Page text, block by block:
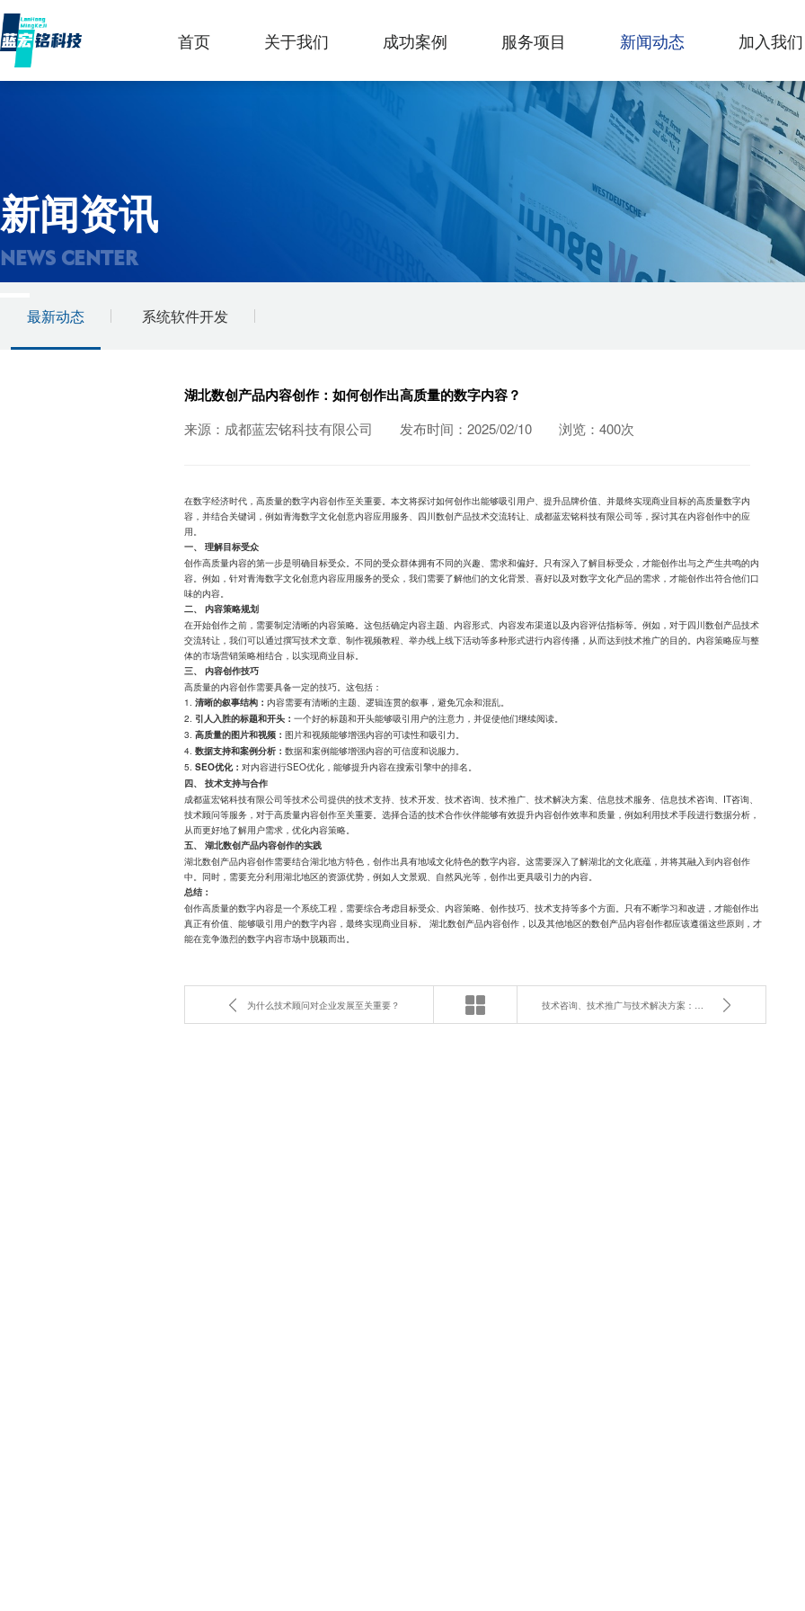
首页 关于我们 成功案例 服务项目 新闻动态 加入我们
新闻资讯
NEWS CENTER
最新动态 系统软件开发
湖北数创产品内容创作：如何创作出高质量的数字内容？
来源：成都蓝宏铭科技有限公司 发布时间：2025/02/10 浏览：400次
在数字经济时代，高质量的数字内容创作至关重要。本文将探讨如何创作出能够吸引用户、提升品牌价值、并最终实现商业目标的高质量数字内
容，并结合关键词，例如青海数字文化创意内容应用服务、四川数创产品技术交流转让、成都蓝宏铭科技有限公司等，探讨其在内容创作中的应
用。
一、 理解目标受众
创作高质量内容的第一步是明确目标受众。不同的受众群体拥有不同的兴趣、需求和偏好。只有深入了解目标受众，才能创作出与之产生共鸣的内
容。例如，针对青海数字文化创意内容应用服务的受众，我们需要了解他们的文化背景、喜好以及对数字文化产品的需求，才能创作出符合他们口
味的内容。
二、 内容策略规划
在开始创作之前，需要制定清晰的内容策略。这包括确定内容主题、内容形式、内容发布渠道以及内容评估指标等。例如，对于四川数创产品技术
交流转让，我们可以通过撰写技术文章、制作视频教程、举办线上线下活动等多种形式进行内容传播，从而达到技术推广的目的。内容策略应与整
体的市场营销策略相结合，以实现商业目标。
三、 内容创作技巧
高质量的内容创作需要具备一定的技巧。这包括：
1.清晰的叙事结构：内容需要有清晰的主题、逻辑连贯的叙事，避免冗余和混乱。
2.引人入胜的标题和开头：一个好的标题和开头能够吸引用户的注意力，并促使他们继续阅读。
3.高质量的图片和视频：图片和视频能够增强内容的可读性和吸引力。
4.数据支持和案例分析：数据和案例能够增强内容的可信度和说服力。
5.SEO优化：对内容进行SEO优化，能够提升内容在搜索引擎中的排名。
四、 技术支持与合作
成都蓝宏铭科技有限公司等技术公司提供的技术支持、技术开发、技术咨询、技术推广、技术解决方案、信息技术服务、信息技术咨询、IT咨询、
技术顾问等服务，对于高质量内容创作至关重要。选择合适的技术合作伙伴能够有效提升内容创作效率和质量，例如利用技术手段进行数据分析，
从而更好地了解用户需求，优化内容策略。
五、 湖北数创产品内容创作的实践
湖北数创产品内容创作需要结合湖北地方特色，创作出具有地域文化特色的数字内容。这需要深入了解湖北的文化底蕴，并将其融入到内容创作
中。同时，需要充分利用湖北地区的资源优势，例如人文景观、自然风光等，创作出更具吸引力的内容。
总结：
创作高质量的数字内容是一个系统工程，需要综合考虑目标受众、内容策略、创作技巧、技术支持等多个方面。只有不断学习和改进，才能创作出
真正有价值、能够吸引用户的数字内容，最终实现商业目标。 湖北数创产品内容创作，以及其他地区的数创产品内容创作都应该遵循这些原则，才
能在竞争激烈的数字内容市场中脱颖而出。
为什么技术顾问对企业发展至关重要？